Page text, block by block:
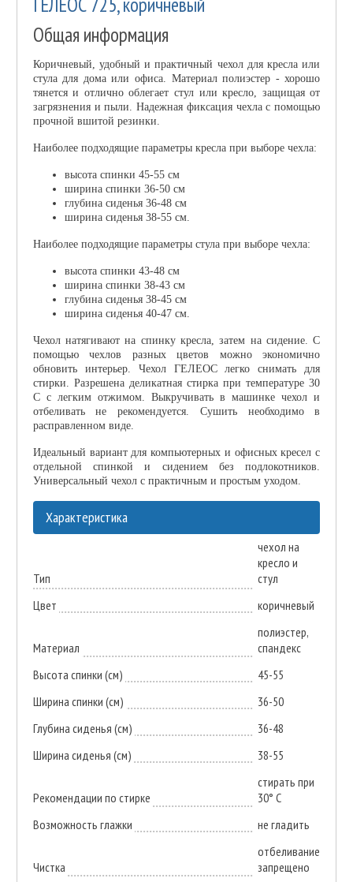
Общая информация
Коричневый, удобный и практичный чехол для кресла или
стула для дома или офиса. Материал полиэстер - хорошо
тянется и отлично облегает стул или кресло, защищая от
загрязнения и пыли. Надежная фиксация чехла с помощью
прочной вшитой резинки.
Наиболее подходящие параметры кресла при выборе чехла:
высота спинки 45-55 см
ширина спинки 36-50 см
глубина сиденья 36-48 см
ширина сиденья 38-55 см.
Наиболее подходящие параметры стула при выборе чехла:
высота спинки 43-48 см
ширина спинки 38-43 см
глубина сиденья 38-45 см
ширина сиденья 40-47 см.
Чехол натягивают на спинку кресла, затем на сидение. С
помощью чехлов разных цветов можно экономично
обновить интерьер. Чехол ГЕЛЕОС легко снимать для
стирки. Разрешена деликатная стирка при температуре 30
С с легким отжимом. Выкручивать в машинке чехол и
отбеливать не рекомендуется. Сушить необходимо в
расправленном виде.
Идеальный вариант для компьютерных и офисных кресел с
отдельной спинкой и сидением без подлокотников.
Универсальный чехол с практичным и простым уходом.
Характеристика
Тип
чехол на
кресло и
стул
Цвет
коричневый
Материал
полиэстер,
спандекс
Высота спинки (см)
45-55
Ширина спинки (см)
36-50
Глубина сиденья (см)
36-48
Ширина сиденья (см)
38-55
Рекомендации по стирке
стирать при
30° C
Возможность глажки
не гладить
Чистка
отбеливание
запрещено